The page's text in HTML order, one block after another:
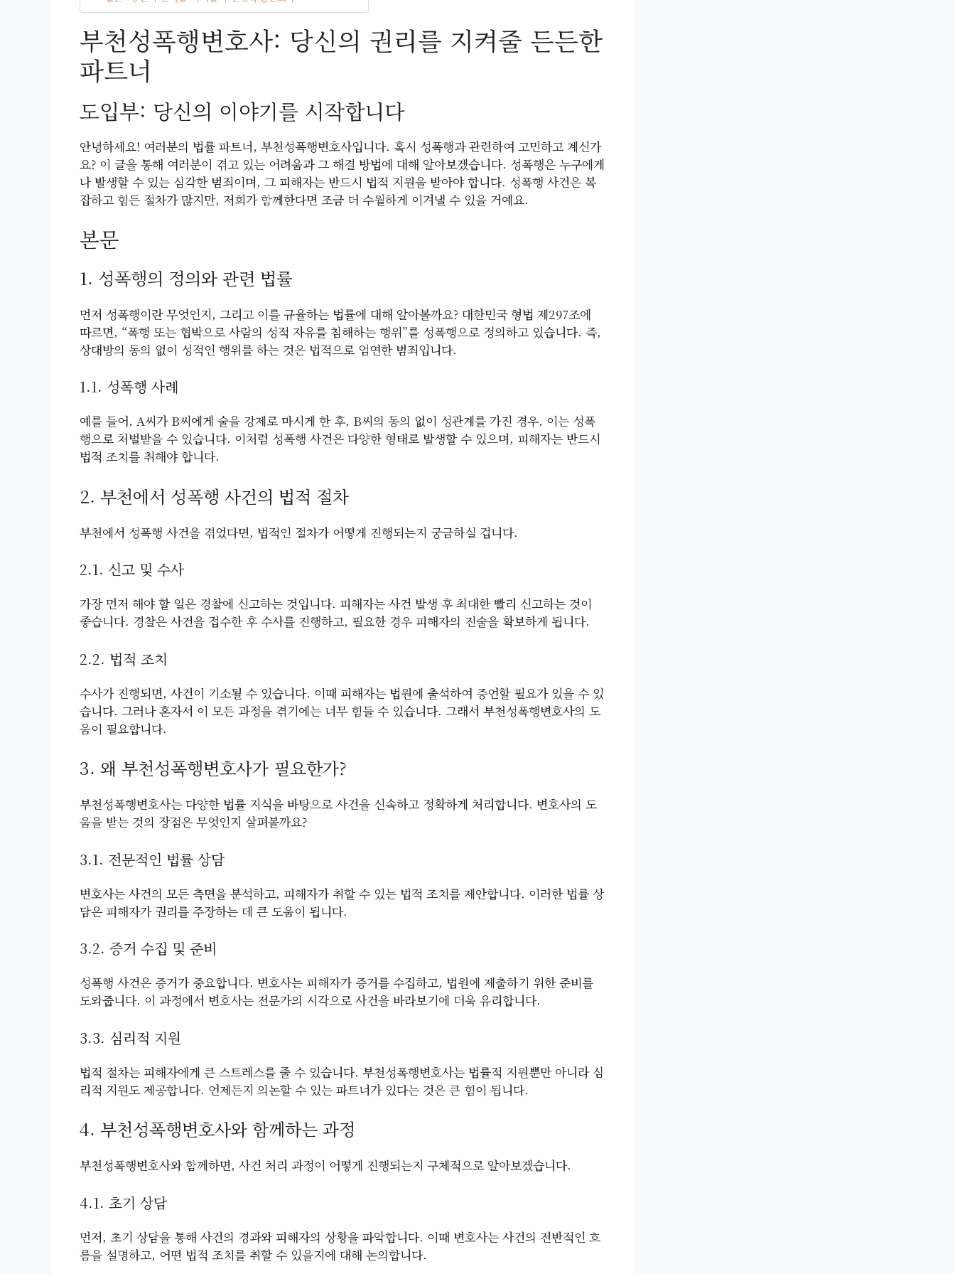
부천성폭행변호사: 당신의 권리를 지켜줄 든든한
파트너
도입부: 당신의 이야기를 시작합니다
안녕하세요! 여러분의 법률 파트너, 부천성폭행변호사입니다. 혹시 성폭행과 관련하여 고민하고 계신가
요? 이 글을 통해 여러분이 겪고 있는 어려움과 그 해결 방법에 대해 알아보겠습니다. 성폭행은 누구에게
나 발생할 수 있는 심각한 범죄이며, 그 피해자는 반드시 법적 지원을 받아야 합니다. 성폭행 사건은 복
잡하고 힘든 절차가 많지만, 저희가 함께한다면 조금 더 수월하게 이겨낼 수 있을 거예요.
본문
1. 성폭행의 정의와 관련 법률
먼저 성폭행이란 무엇인지, 그리고 이를 규율하는 법률에 대해 알아볼까요? 대한민국 형법 제297조에
따르면, “폭행 또는 협박으로 사람의 성적 자유를 침해하는 행위”를 성폭행으로 정의하고 있습니다. 즉,
상대방의 동의 없이 성적인 행위를 하는 것은 법적으로 엄연한 범죄입니다.
1.1. 성폭행 사례
예를 들어, A씨가 B씨에게 술을 강제로 마시게 한 후, B씨의 동의 없이 성관계를 가진 경우, 이는 성폭
행으로 처벌받을 수 있습니다. 이처럼 성폭행 사건은 다양한 형태로 발생할 수 있으며, 피해자는 반드시
법적 조치를 취해야 합니다.
2. 부천에서 성폭행 사건의 법적 절차
부천에서 성폭행 사건을 겪었다면, 법적인 절차가 어떻게 진행되는지 궁금하실 겁니다.
2.1. 신고 및 수사
가장 먼저 해야 할 일은 경찰에 신고하는 것입니다. 피해자는 사건 발생 후 최대한 빨리 신고하는 것이
좋습니다. 경찰은 사건을 접수한 후 수사를 진행하고, 필요한 경우 피해자의 진술을 확보하게 됩니다.
2.2. 법적 조치
수사가 진행되면, 사건이 기소될 수 있습니다. 이때 피해자는 법원에 출석하여 증언할 필요가 있을 수 있
습니다. 그러나 혼자서 이 모든 과정을 겪기에는 너무 힘들 수 있습니다. 그래서 부천성폭행변호사의 도
움이 필요합니다.
3. 왜 부천성폭행변호사가 필요한가?
부천성폭행변호사는 다양한 법률 지식을 바탕으로 사건을 신속하고 정확하게 처리합니다. 변호사의 도
움을 받는 것의 장점은 무엇인지 살펴볼까요?
3.1. 전문적인 법률 상담
변호사는 사건의 모든 측면을 분석하고, 피해자가 취할 수 있는 법적 조치를 제안합니다. 이러한 법률 상
담은 피해자가 권리를 주장하는 데 큰 도움이 됩니다.
3.2. 증거 수집 및 준비
성폭행 사건은 증거가 중요합니다. 변호사는 피해자가 증거를 수집하고, 법원에 제출하기 위한 준비를
도와줍니다. 이 과정에서 변호사는 전문가의 시각으로 사건을 바라보기에 더욱 유리합니다.
3.3. 심리적 지원
법적 절차는 피해자에게 큰 스트레스를 줄 수 있습니다. 부천성폭행변호사는 법률적 지원뿐만 아니라 심
리적 지원도 제공합니다. 언제든지 의논할 수 있는 파트너가 있다는 것은 큰 힘이 됩니다.
4. 부천성폭행변호사와 함께하는 과정
부천성폭행변호사와 함께하면, 사건 처리 과정이 어떻게 진행되는지 구체적으로 알아보겠습니다.
4.1. 초기 상담
먼저, 초기 상담을 통해 사건의 경과와 피해자의 상황을 파악합니다. 이때 변호사는 사건의 전반적인 흐
름을 설명하고, 어떤 법적 조치를 취할 수 있을지에 대해 논의합니다.